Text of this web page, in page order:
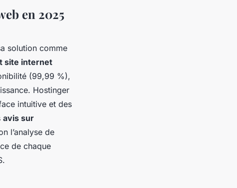
en 2025
solution comme
site internet
(99,99 %),
Hostinger
intuitive et des
avis sur
l’analyse de
de chaque